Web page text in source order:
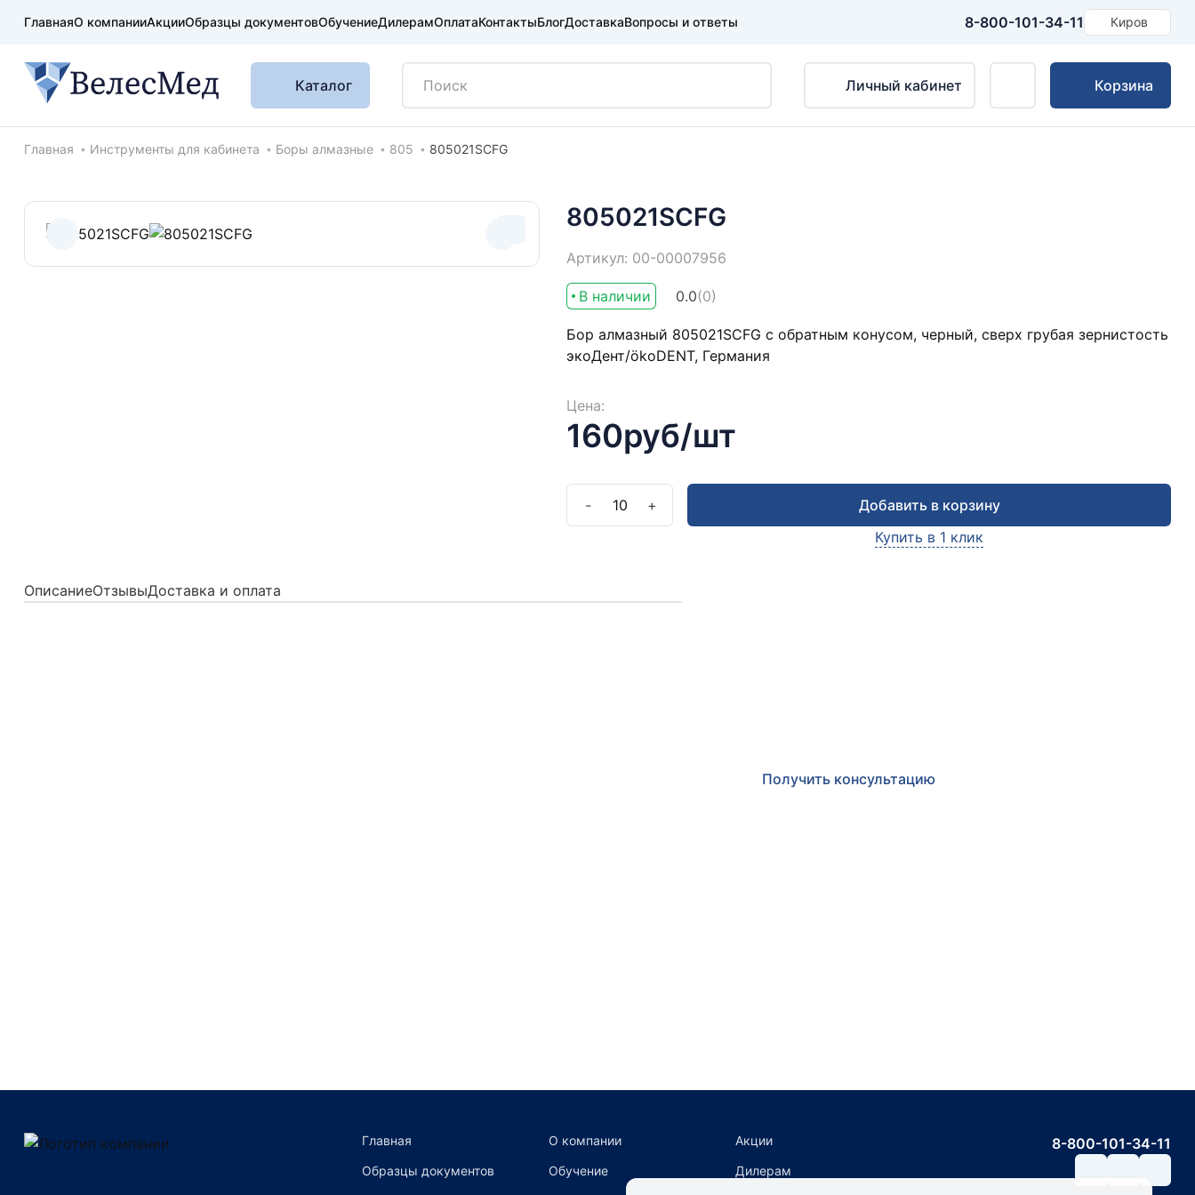
ГлавнаяО компанииАкцииОбразцы документовОбучениеДилерамОплатаКонтактыБлогДоставкаВопросы и ответы 8-800-101-34-11 Киров
Каталог Личный кабинет Корзина
Хлебные крошки
Главная Инструменты для кабинета Боры алмазные 805 805021SCFG
805021SCFG
Артикул: 00-00007956
В наличии 0.0(0)
Бор алмазный 805021SCFG с обратным конусом, черный, сверх грубая зернистость
экоДент/ökoDENT, Германия
Цена:
160руб/шт
- 10 +
Добавить в корзину
Купить в 1 клик
ОписаниеОтзывыДоставка и оплата
Получить консультацию
Главная О компании
Акции
Образцы документов
Обучение
Дилерам
8-800-101-34-11